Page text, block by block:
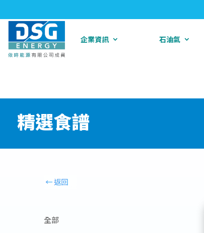
企業資訊 石油氣
精選食譜
全部